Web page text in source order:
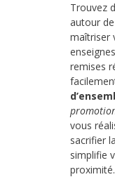
Trouvez
autour
maîtriser
remises
vous
sacrifier
simplifie
proximité.